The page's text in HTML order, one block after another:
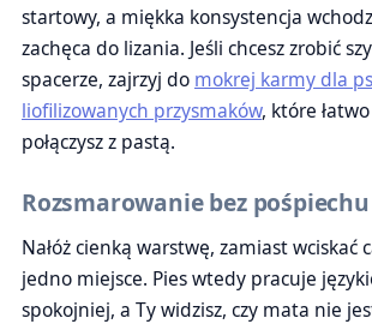
startowy, a miękka konsystencja
zachęca do lizania. Jeśli chcesz zrobić
spacerze, zajrzyj do mokrej karmy dla
liofilizowanych przysmaków, które
połączysz z pastą.
Rozsmarowanie bez pośpiechu
Nałóż cienką warstwę, zamiast wciskać
jedno miejsce. Pies wtedy pracuje
spokojniej, a Ty widzisz, czy mata nie